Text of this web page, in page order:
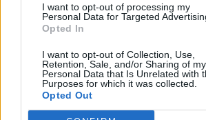
I want to opt-out of processing my
Personal Data for Targeted
Opted In
I want to opt-out of Collection, Use,
Retention, Sale, and/or Sharing of my
Personal Data that Is Unrelated with
Purposes for which it was collected.
Opted Out
31 de juliol de 2026